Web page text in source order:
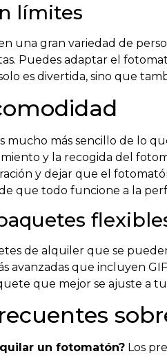
límites
una gran variedad de
Puedes adaptar el
es divertida, sino que
más sencillo de lo
y la recogida del
y dejar que el
que todo funcione a la
de alquiler que se
avanzadas que incluyen
que mejor se ajuste a
un fotomatón? Los